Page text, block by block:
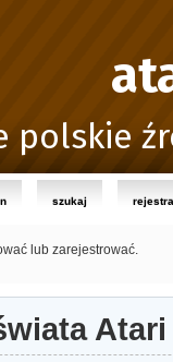
polskie
szukaj
lub zarejestrować.
Atari